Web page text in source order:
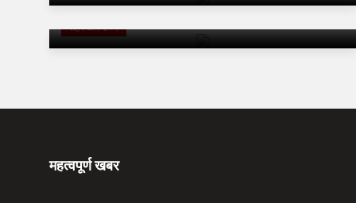
शहर और राज्य
महत्वपूर्ण खबर